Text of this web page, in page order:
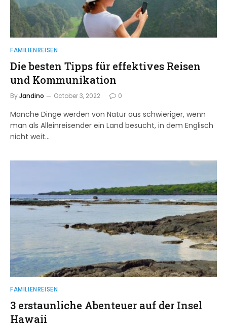
FAMILIENREISEN
Die besten Tipps für effektives Reisen
und Kommunikation
ByJandino October 3, 2022 0
Manche Dinge werden von Natur aus schwieriger, wenn
man als Alleinreisender ein Land besucht, in dem Englisch
nicht weit…
FAMILIENREISEN
3 erstaunliche Abenteuer auf der Insel
Hawaii